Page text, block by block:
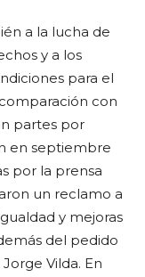
a la lucha de
y a los
para el
con
partes por
en septiembre
por la prensa
un reclamo a
y mejoras
del pedido
Vilda. En